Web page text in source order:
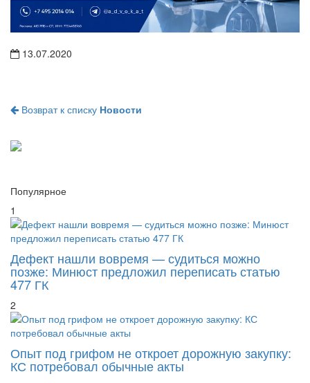
13.07.2020
Возврат к списку Новости
Популярное
1
Дефект нашли вовремя — судиться можно
позже: Минюст предложил переписать статью
477 ГК
2
Опыт под грифом не откроет дорожную закупку:
КС потребовал обычные акты